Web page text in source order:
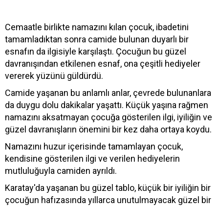
Cemaatle birlikte namazını kılan çocuk, ibadetini
tamamladıktan sonra camide bulunan duyarlı bir
esnafın da ilgisiyle karşılaştı. Çocuğun bu güzel
davranışından etkilenen esnaf, ona çeşitli hediyeler
vererek yüzünü güldürdü.
Camide yaşanan bu anlamlı anlar, çevrede bulunanlara
da duygu dolu dakikalar yaşattı. Küçük yaşına rağmen
namazını aksatmayan çocuğa gösterilen ilgi, iyiliğin ve
güzel davranışların önemini bir kez daha ortaya koydu.
Namazını huzur içerisinde tamamlayan çocuk,
kendisine gösterilen ilgi ve verilen hediyelerin
mutluluğuyla camiden ayrıldı.
Karatay'da yaşanan bu güzel tablo, küçük bir iyiliğin bir
çocuğun hafızasında yıllarca unutulmayacak güzel bir